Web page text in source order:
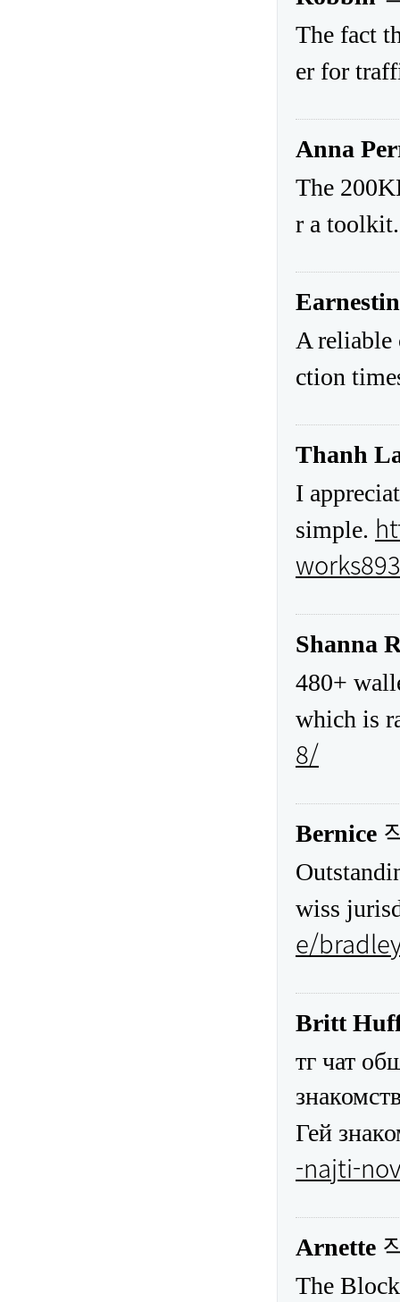
The fact
er for
Anna
The
r a
A reliable
ction
Thanh
I
simple.
Shanna
480+
which is
8/
Bernice
wiss
e/
Britt
тг чат
Гей
-najti-
Arnette
The